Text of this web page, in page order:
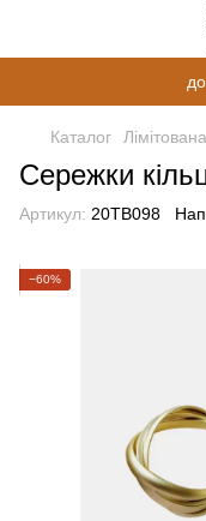
Каталог
Сережки
Артикул: 20TB098
−60%